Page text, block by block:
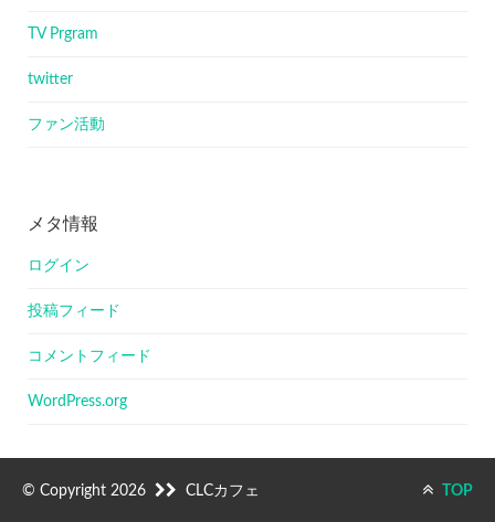
TV Prgram
twitter
ファン活動
メタ情報
ログイン
投稿フィード
コメントフィード
WordPress.org
© Copyright 2026 CLCカフェ TOP